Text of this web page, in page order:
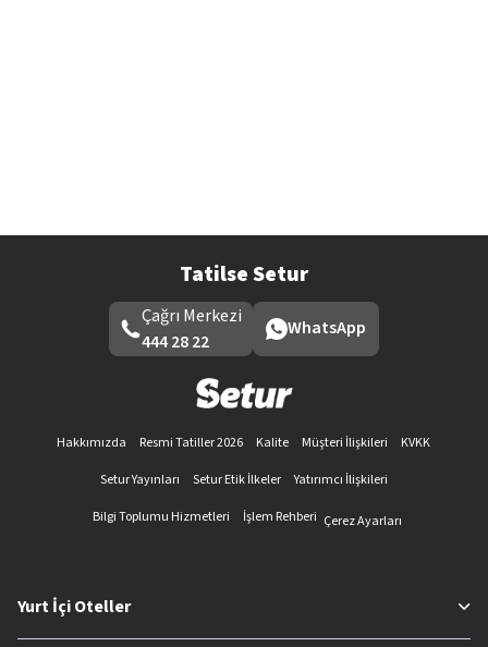
Tatilse Setur
Çağrı Merkezi
444 28 22
WhatsApp
Hakkımızda Resmi Tatiller 2026 Kalite Müşteri İlişkileri
KVKK
Setur Yayınları
Setur Etik İlkeler
Yatırımcı İlişkileri
Bilgi Toplumu Hizmetleri
İşlem Rehberi Çerez Ayarları
Yurt İçi Oteller